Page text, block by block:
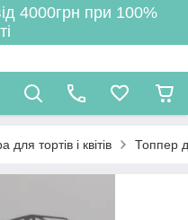
4000грн при 100%
для тортів і квітів Топпер